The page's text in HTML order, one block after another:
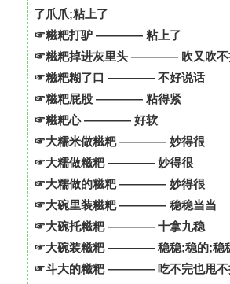
了爪爪;粘上了
☞糍粑打驴 ———— 粘上了
☞糍粑掉进灰里头 ———— 吹又吹不
☞糍粑糊了口 ———— 不好说话
☞糍粑屁股 ———— 粘得紧
☞糍粑心 ———— 好软
☞大糯米做糍粑 ———— 妙得很
☞大糯做糍粑 ———— 妙得很
☞大糯做的糍粑 ———— 妙得很
☞大碗里装糍粑 ———— 稳稳当当
☞大碗托糍粑 ———— 十拿九稳
☞大碗装糍粑 ———— 稳稳;稳的;稳
☞斗大的糍粑 ———— 吃不完也甩不